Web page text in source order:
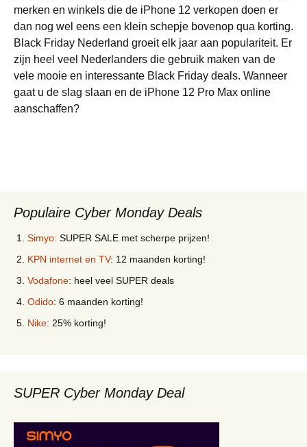
merken en winkels die de iPhone 12 verkopen doen er
dan nog wel eens een klein schepje bovenop qua korting.
Black Friday Nederland groeit elk jaar aan populariteit. Er
zijn heel veel Nederlanders die gebruik maken van de
vele mooie en interessante Black Friday deals. Wanneer
gaat u de slag slaan en de iPhone 12 Pro Max online
aanschaffen?
Populaire Cyber Monday Deals
Simyo: SUPER SALE met scherpe prijzen!
KPN internet en TV: 12 maanden korting!
Vodafone: heel veel SUPER deals
Odido: 6 maanden korting!
Nike: 25% korting!
SUPER Cyber Monday Deal